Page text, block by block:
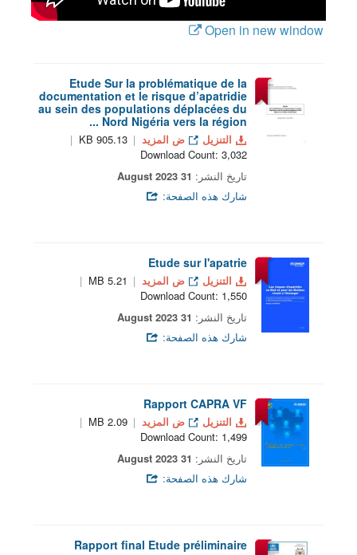
Open in new window
Etude Sur la problématique de la
documentation et le risque d’apatridie
au sein des populations déplacées du
Nord Nigéria vers la région ...
التنزيل ض المزيد
905.13 KB
Download Count: 3,032
تاريخ النشر: 31 August 2023
شارك هذه الصفحة:
Etude sur I'apatrie
التنزيل ض المزيد
5.21 MB
Download Count: 1,550
تاريخ النشر: 31 August 2023
شارك هذه الصفحة:
Rapport CAPRA VF
التنزيل ض المزيد
2.09 MB
Download Count: 1,499
تاريخ النشر: 31 August 2023
شارك هذه الصفحة:
Rapport final Etude préliminaire